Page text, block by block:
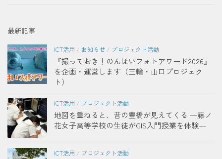
最新記事
ICT活用 / お知らせ / プロジェクト活動
『撮っておき！のんほいフォトアワード2026』
を企画・運営します（三輪・山口プロジェク
ト）
ICT活用 / プロジェクト活動
地図を重ねると、昔の豊橋が見えてくる ―藤ノ
花女子高等学校の生徒がGIS入門授業を体験―
ICT活用 / プロジェクト活動